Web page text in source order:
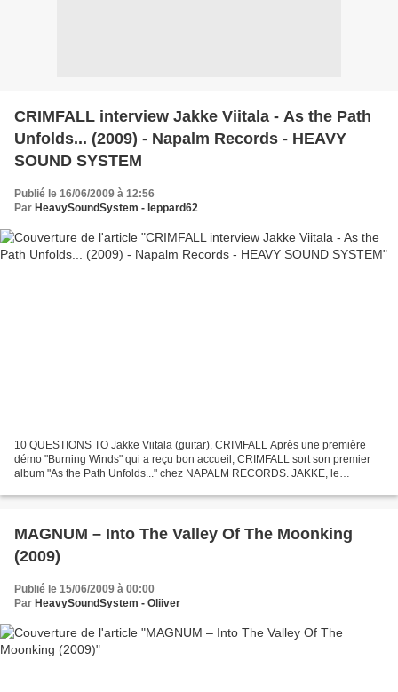
CRIMFALL interview Jakke Viitala - As the Path
Unfolds... (2009) - Napalm Records - HEAVY
SOUND SYSTEM
Publié le 16/06/2009 à 12:56
Par HeavySoundSystem - leppard62
10 QUESTIONS TO Jakke Viitala (guitar), CRIMFALL Après une première
démo "Burning Winds" qui a reçu bon accueil, CRIMFALL sort son premier
album "As the Path Unfolds..." chez NAPALM RECORDS. JAKKE, le
MAGNUM – Into The Valley Of The Moonking
(2009)
Publié le 15/06/2009 à 00:00
Par HeavySoundSystem - Oliiver